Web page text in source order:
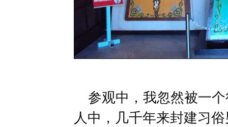
参观中，我忽然被一个
人中，几千年来封建习